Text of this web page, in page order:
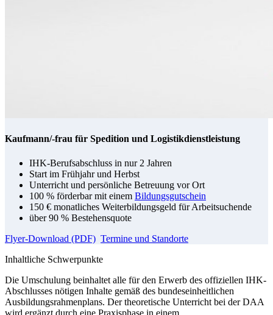
Kaufmann/-frau für Spedition und Logistikdienstleistung
IHK-Berufsabschluss in nur 2 Jahren
Start im Frühjahr und Herbst
Unterricht und persönliche Betreuung vor Ort
100 % förderbar mit einem Bildungsgutschein
150 € monatliches Weiterbildungsgeld für Arbeitsuchende
über 90 % Bestehensquote
Flyer-Download (PDF) Termine und Standorte
Inhaltliche Schwerpunkte
Die Umschulung beinhaltet alle für den Erwerb des offiziellen IHK-
Abschlusses nötigen Inhalte gemäß des bundeseinheitlichen
Ausbildungsrahmenplans. Der theoretische Unterricht bei der DAA
wird ergänzt durch eine Praxisphase in einem